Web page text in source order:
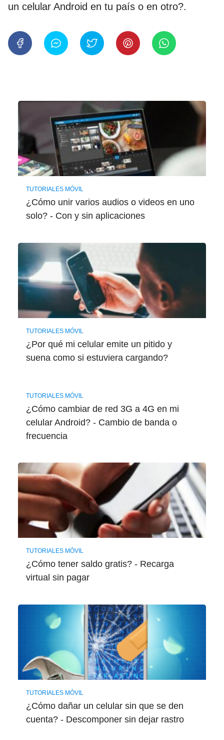
un celular Android en tu país o en otro?.
TUTORIALES MÓVIL
¿Cómo unir varios audios o videos en uno
solo? - Con y sin aplicaciones
TUTORIALES MÓVIL
¿Por qué mi celular emite un pitido y
suena como si estuviera cargando?
TUTORIALES MÓVIL
¿Cómo cambiar de red 3G a 4G en mi
celular Android? - Cambio de banda o
frecuencia
TUTORIALES MÓVIL
¿Cómo tener saldo gratis? - Recarga
virtual sin pagar
TUTORIALES MÓVIL
¿Cómo dañar un celular sin que se den
cuenta? - Descomponer sin dejar rastro